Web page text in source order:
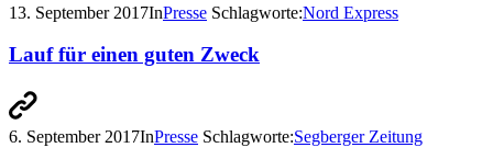
13. September 2017InPresse Schlagworte:Nord Express
Lauf für einen guten Zweck
6. September 2017InPresse Schlagworte:Segberger Zeitung